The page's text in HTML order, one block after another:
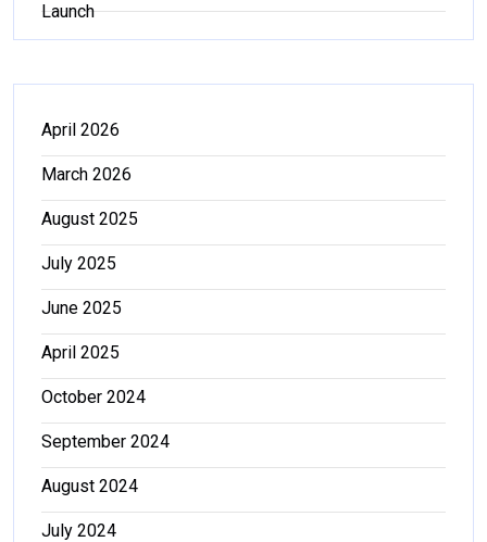
Launch
April 2026
March 2026
August 2025
July 2025
June 2025
April 2025
October 2024
September 2024
August 2024
July 2024